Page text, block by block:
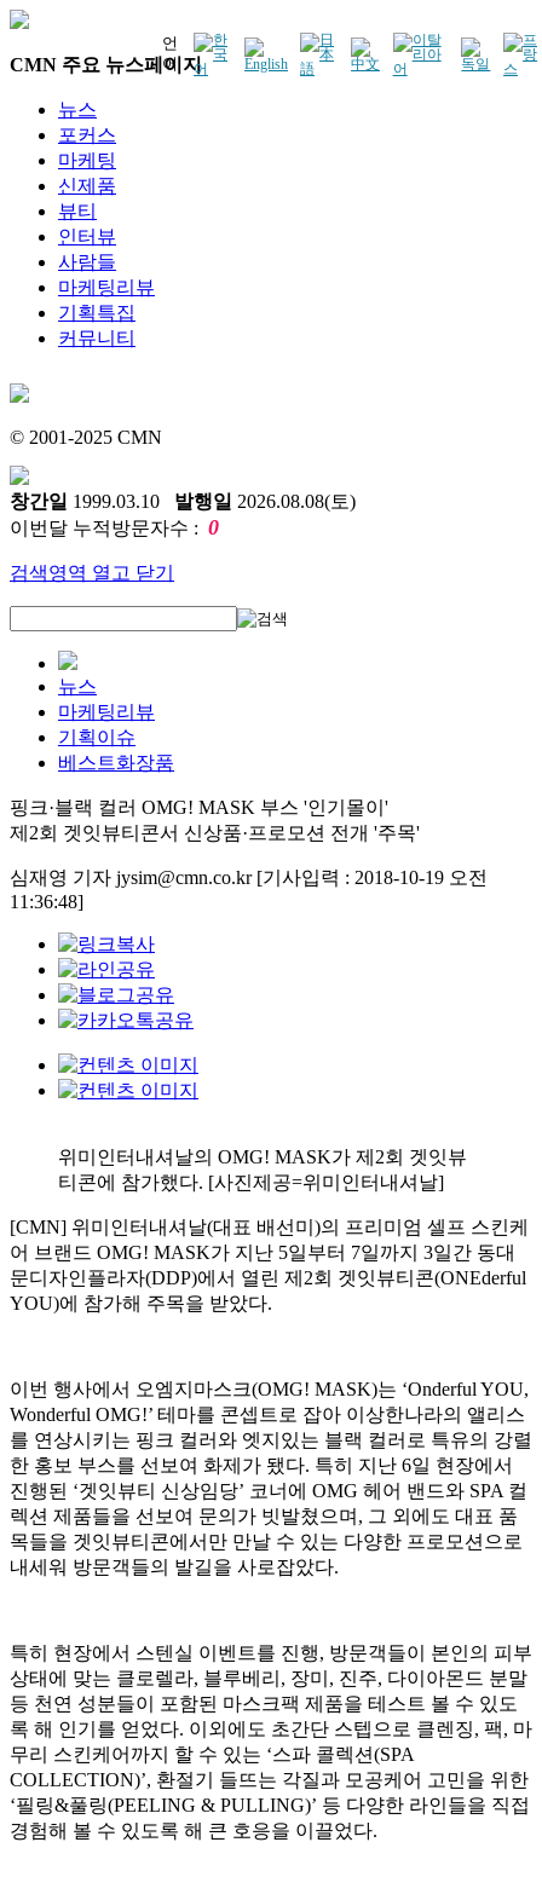
언
어
CMN 주요 뉴스페이지
뉴스
포커스
마케팅
신제품
뷰티
인터뷰
사람들
마케팅리뷰
기획특집
커뮤니티
© 2001-2025 CMN
창간일 1999.03.10 발행일 2026.08.08(토)
이번달 누적방문자수 : 0
검색영역 열고 닫기
뉴스
마케팅리뷰
기획이슈
베스트화장품
핑크·블랙 컬러 OMG! MASK 부스 '인기몰이'
제2회 겟잇뷰티콘서 신상품·프로모션 전개 '주목'
심재영 기자 jysim@cmn.co.kr [기사입력 : 2018-10-19 오전
11:36:48]
위미인터내셔날의 OMG! MASK가 제2회 겟잇뷰
티콘에 참가했다. [사진제공=위미인터내셔날]
[CMN] 위미인터내셔날(대표 배선미)의 프리미엄 셀프 스킨케
어 브랜드 OMG! MASK가 지난 5일부터 7일까지 3일간 동대
문디자인플라자(DDP)에서 열린 제2회 겟잇뷰티콘(ONEderful
YOU)에 참가해 주목을 받았다.
이번 행사에서 오엠지마스크(OMG! MASK)는 ‘Onderful YOU,
Wonderful OMG!’ 테마를 콘셉트로 잡아 이상한나라의 앨리스
를 연상시키는 핑크 컬러와 엣지있는 블랙 컬러로 특유의 강렬
한 홍보 부스를 선보여 화제가 됐다. 특히 지난 6일 현장에서
진행된 ‘겟잇뷰티 신상임당’ 코너에 OMG 헤어 밴드와 SPA 컬
렉션 제품들을 선보여 문의가 빗발쳤으며, 그 외에도 대표 품
목들을 겟잇뷰티콘에서만 만날 수 있는 다양한 프로모션으로
내세워 방문객들의 발길을 사로잡았다.
특히 현장에서 스텐실 이벤트를 진행, 방문객들이 본인의 피부
상태에 맞는 클로렐라, 블루베리, 장미, 진주, 다이아몬드 분말
등 천연 성분들이 포함된 마스크팩 제품을 테스트 볼 수 있도
록 해 인기를 얻었다. 이외에도 초간단 스텝으로 클렌징, 팩, 마
무리 스킨케어까지 할 수 있는 ‘스파 콜렉션(SPA
COLLECTION)’, 환절기 들뜨는 각질과 모공케어 고민을 위한
‘필링&풀링(PEELING & PULLING)’ 등 다양한 라인들을 직접
경험해 볼 수 있도록 해 큰 호응을 이끌었다.